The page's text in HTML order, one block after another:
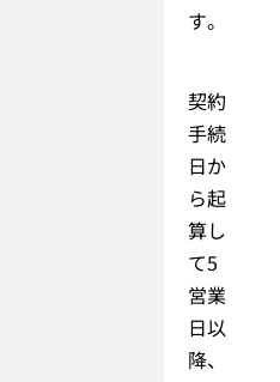
す。
契約
手続
日か
ら起
算し
て5
営業
日以
降、